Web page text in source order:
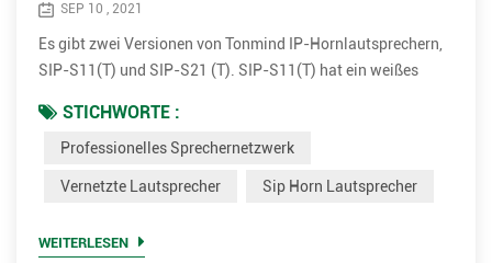
SEP 10 , 2021
Es gibt zwei Versionen von Tonmind IP-Hornlautsprechern,
SIP-S11(T) und SIP-S21 (T). SIP-S11(T) hat ein weißes
runden Aussehen. Beide Versionen haben optional 15W und
30W Verstärker. Einstecken und senden. Einfach zu
installieren Die IP-Horn-Außenlautsprecher sind sehr
STICHWORTE :
Professionelles Sprechernetzwerk
Vernetzte Lautsprecher Sip Horn Lautsprecher
WEITERLESEN